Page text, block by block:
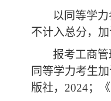
以同等学
不计入总分，
报考工商
同等学力考生加
版社，2024；